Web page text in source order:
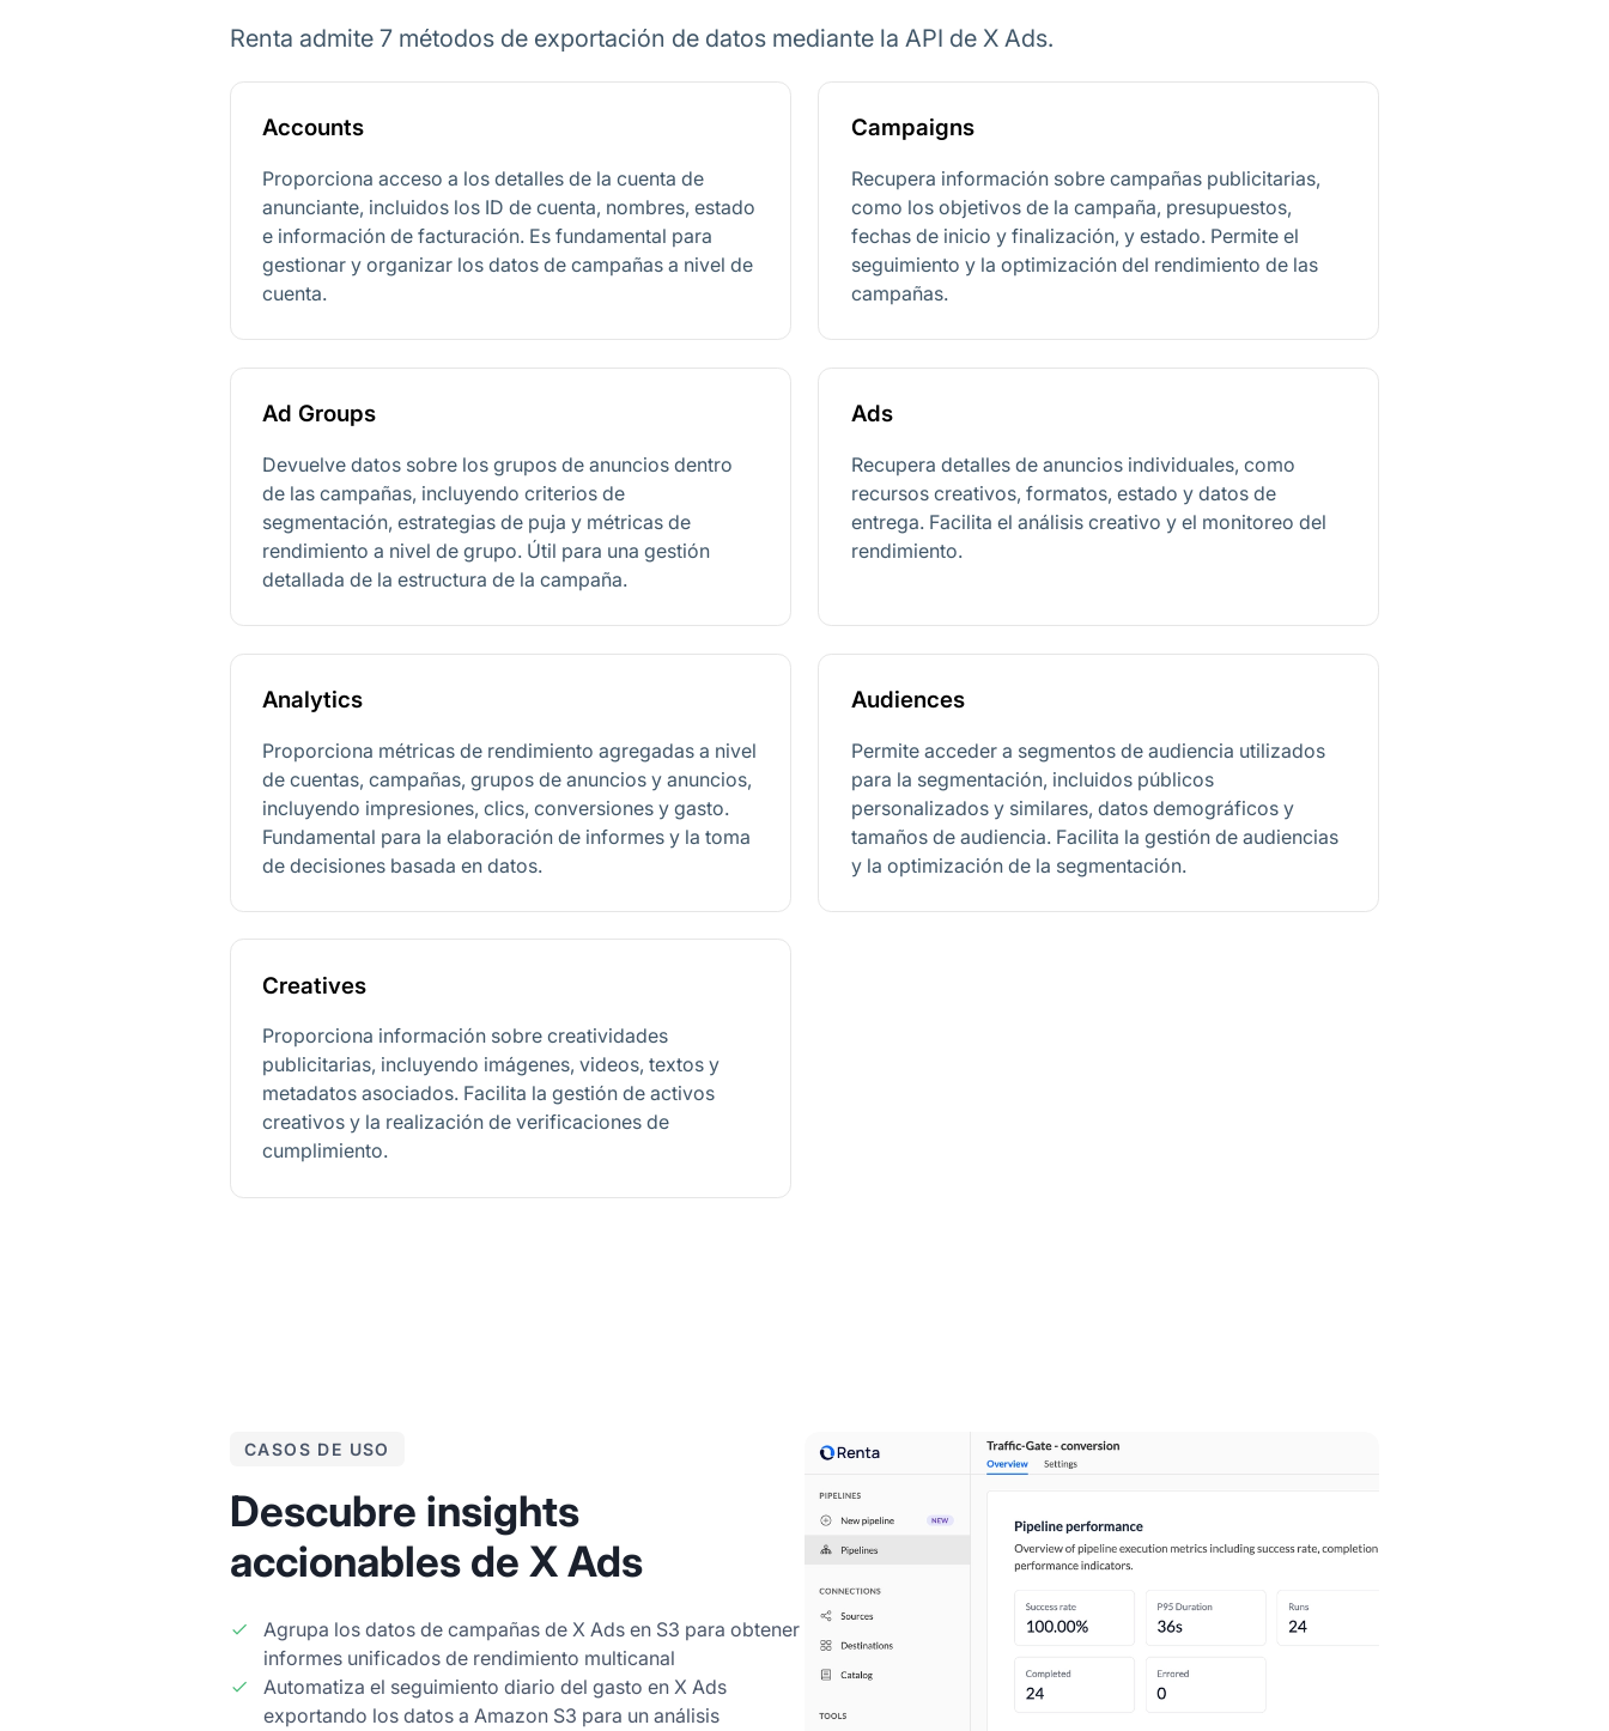
Renta admite 7 métodos de exportación de datos mediante la API de X Ads.
Accounts
Proporciona acceso a los detalles de la cuenta de
anunciante, incluidos los ID de cuenta, nombres, estado
e información de facturación. Es fundamental para
gestionar y organizar los datos de campañas a nivel de
cuenta.
Campaigns
Recupera información sobre campañas publicitarias,
como los objetivos de la campaña, presupuestos,
fechas de inicio y finalización, y estado. Permite el
seguimiento y la optimización del rendimiento de las
campañas.
Ad Groups
Devuelve datos sobre los grupos de anuncios dentro
de las campañas, incluyendo criterios de
segmentación, estrategias de puja y métricas de
rendimiento a nivel de grupo. Útil para una gestión
detallada de la estructura de la campaña.
Ads
Recupera detalles de anuncios individuales, como
recursos creativos, formatos, estado y datos de
entrega. Facilita el análisis creativo y el monitoreo del
rendimiento.
Analytics
Proporciona métricas de rendimiento agregadas a nivel
de cuentas, campañas, grupos de anuncios y anuncios,
incluyendo impresiones, clics, conversiones y gasto.
Fundamental para la elaboración de informes y la toma
de decisiones basada en datos.
Audiences
Permite acceder a segmentos de audiencia utilizados
para la segmentación, incluidos públicos
personalizados y similares, datos demográficos y
tamaños de audiencia. Facilita la gestión de audiencias
y la optimización de la segmentación.
Creatives
Proporciona información sobre creatividades
publicitarias, incluyendo imágenes, videos, textos y
metadatos asociados. Facilita la gestión de activos
creativos y la realización de verificaciones de
cumplimiento.
CASOS DE USO
Descubre insights
accionables de X Ads
Agrupa los datos de campañas de X Ads en S3 para obtener
informes unificados de rendimiento multicanal
Automatiza el seguimiento diario del gasto en X Ads
exportando los datos a Amazon S3 para un análisis